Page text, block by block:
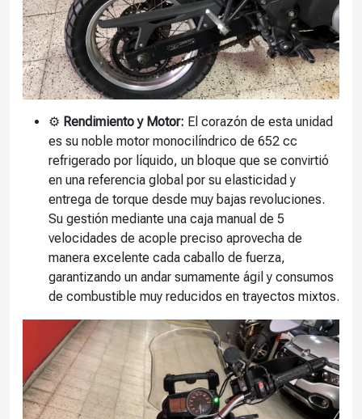
⚙️ Rendimiento y Motor: El corazón de esta unidad
es su noble motor monocilíndrico de 652 cc
refrigerado por líquido, un bloque que se convirtió
en una referencia global por su elasticidad y
entrega de torque desde muy bajas revoluciones.
Su gestión mediante una caja manual de 5
velocidades de acople preciso aprovecha de
manera excelente cada caballo de fuerza,
garantizando un andar sumamente ágil y consumos
de combustible muy reducidos en trayectos mixtos.